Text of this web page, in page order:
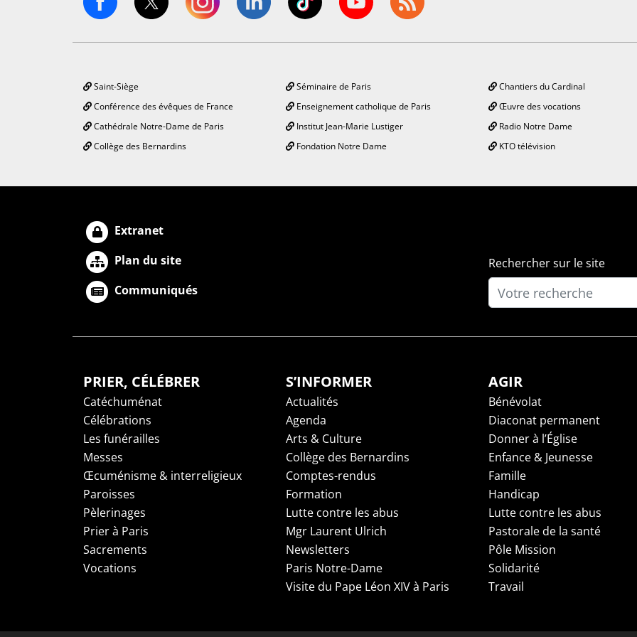
Saint-Siège
Conférence des évêques de France
Cathédrale Notre-Dame de Paris
Collège des Bernardins
Séminaire de Paris
Enseignement catholique de Paris
Institut Jean-Marie Lustiger
Fondation Notre Dame
Chantiers du Cardinal
Œuvre des vocations
Radio Notre Dame
KTO télévision
Extranet
Plan du site
Communiqués
Rechercher sur le site
PRIER, CÉLÉBRER
Catéchuménat
Célébrations
Les funérailles
Messes
Œcuménisme & interreligieux
Paroisses
Pèlerinages
Prier à Paris
Sacrements
Vocations
S’INFORMER
Actualités
Agenda
Arts & Culture
Collège des Bernardins
Comptes-rendus
Formation
Lutte contre les abus
Mgr Laurent Ulrich
Newsletters
Paris Notre-Dame
Visite du Pape Léon XIV à Paris
AGIR
Bénévolat
Diaconat permanent
Donner à l’Église
Enfance & Jeunesse
Famille
Handicap
Lutte contre les abus
Pastorale de la santé
Pôle Mission
Solidarité
Travail